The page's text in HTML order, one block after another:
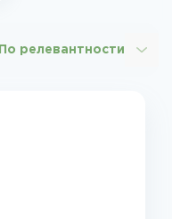
По релевантности